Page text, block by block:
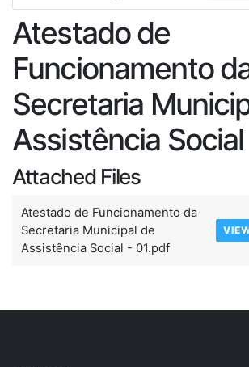
Atestado de
Funcionamento
Secretaria
Assistência Social
Attached Files
Atestado de Funcionamento da
Secretaria Municipal de
Assistência Social - 01.pdf